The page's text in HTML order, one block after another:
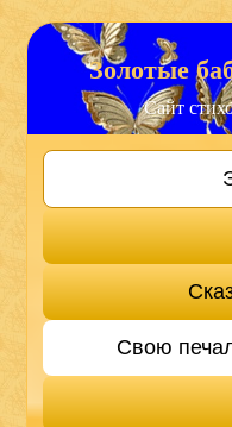
Золотые
Сайт
Свою